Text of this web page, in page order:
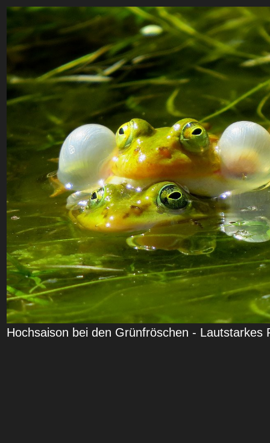
Hochsaison bei den Grünfröschen - Lautstarkes